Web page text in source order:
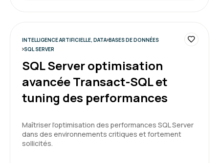
Claire D.
Le contenu de la formation correspond à mes
fournit des explications précises et s'attarde
sur les points plus complexes ou
d'incompréhension et s'assure que tous les
INTELLIGENCE ARTIFICIELLE, DATA BASES DE DONNÉES
SQL SERVER
SQL Server optimisation
avancée Transact-SQL et
tuning des performances
Maîtriser l’optimisation des performances SQL Server
dans des environnements critiques et fortement
sollicités.